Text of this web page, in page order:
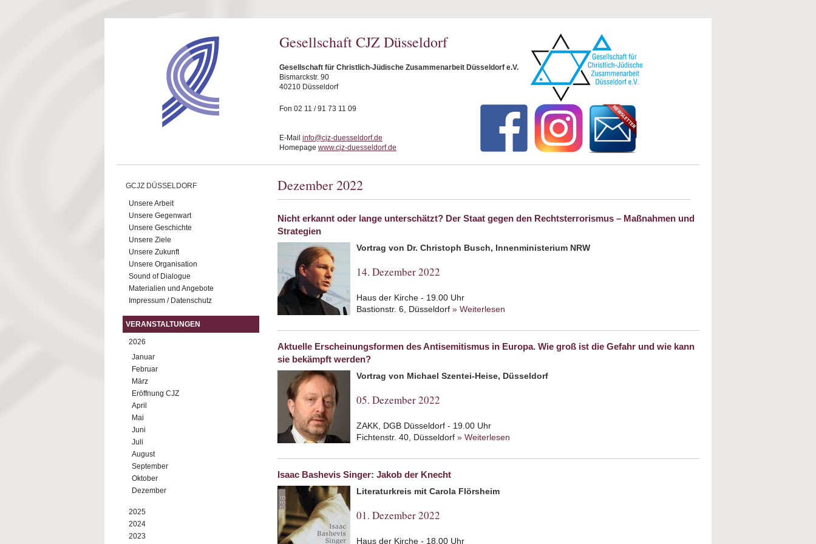
Gesellschaft CJZ Düsseldorf
Gesellschaft für Christlich-Jüdische Zusammenarbeit Düsseldorf e.V.
Bismarckstr. 90
40210 Düsseldorf
Fon 02 11 / 91 73 11 09
E-Mail info@cjz-duesseldorf.de
Homepage www.cjz-duesseldorf.de
GCJZ DÜSSELDORF
Unsere Arbeit
Unsere Gegenwart
Unsere Geschichte
Unsere Ziele
Unsere Zukunft
Unsere Organisation
Sound of Dialogue
Materialien und Angebote
Impressum / Datenschutz
VERANSTALTUNGEN
2026
Januar
Februar
März
Eröffnung CJZ
April
Mai
Juni
Juli
August
September
Oktober
Dezember
2025
2024
2023
Dezember 2022
Nicht erkannt oder lange unterschätzt? Der Staat gegen den Rechtsterrorismus – Maßnahmen und
Strategien
Vortrag von Dr. Christoph Busch, Innenministerium NRW
14. Dezember 2022
Haus der Kirche - 19.00 Uhr
Bastionstr. 6, Düsseldorf » Weiterlesen
und Strategien
Aktuelle Erscheinungsformen des Antisemitismus in Europa. Wie groß ist die Gefahr und wie kann
sie bekämpft werden?
Vortrag von Michael Szentei-Heise, Düsseldorf
05. Dezember 2022
ZAKK, DGB Düsseldorf - 19.00 Uhr
Fichtenstr. 40, Düsseldorf » Weiterlesen
und wie kann sie bekämpft werden?
Isaac Bashevis Singer: Jakob der Knecht
Literaturkreis mit Carola Flörsheim
01. Dezember 2022
Haus der Kirche - 18.00 Uhr